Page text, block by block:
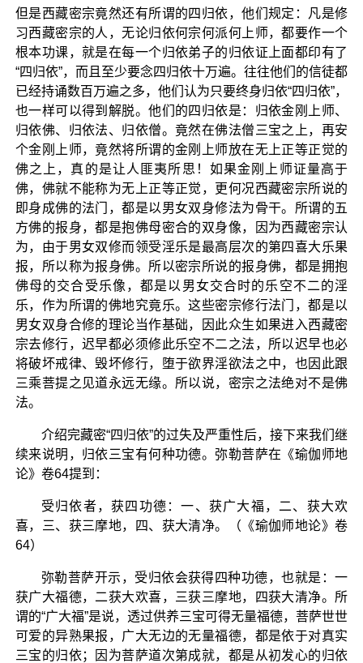
但是西藏密宗竟然还有所谓的四归依，他们规定：凡是修
习西藏密宗的人，无论归依何宗何派何上师，都要作一个
根本功课，就是在每一个归依弟子的归依证上面都印有了
“四归依”，而且至少要念四归依十万遍。往往他们的信徒都
已经持诵数百万遍之多，他们认为只要终身归依“四归依”，
也一样可以得到解脱。他们的四归依是：归依金刚上师、
归依佛、归依法、归依僧。竟然在佛法僧三宝之上，再安
个金刚上师，竟然将所谓的金刚上师放在无上正等正觉的
佛之上，真的是让人匪夷所思！如果金刚上师证量高于
佛，佛就不能称为无上正等正觉，更何况西藏密宗所说的
即身成佛的法门，都是以男女双身修法为骨干。所谓的五
方佛的报身，都是抱佛母密合的双身像，因为西藏密宗认
为，由于男女双修而领受淫乐是最高层次的第四喜大乐果
报，所以称为报身佛。所以密宗所说的报身佛，都是拥抱
佛母的交合受乐像，都是以男女交合时的乐空不二的淫
乐，作为所谓的佛地究竟乐。这些密宗修行法门，都是以
男女双身合修的理论当作基础，因此众生如果进入西藏密
宗去修行，迟早都必须修此乐空不二之法，所以迟早也必
将破坏戒律、毁坏修行，堕于欲界淫欲法之中，也因此跟
三乘菩提之见道永远无缘。所以说，密宗之法绝对不是佛
法。
介绍完藏密“四归依”的过失及严重性后，接下来我们继
续来说明，归依三宝有何种功德。弥勒菩萨在《瑜伽师地
论》卷64提到：
受归依者，获四功德：一、获广大福，二、获大欢
喜，三、获三摩地，四、获大清净。（《瑜伽师地论》卷
64）
弥勒菩萨开示，受归依会获得四种功德，也就是：一
获广大福德，二获大欢喜，三获三摩地，四获大清净。所
谓的“广大福”是说，透过供养三宝可得无量福德，菩萨世世
可爱的异熟果报，广大无边的无量福德，都是依于对真实
三宝的归依；因为菩萨道次第成就，都是从初发心的归依